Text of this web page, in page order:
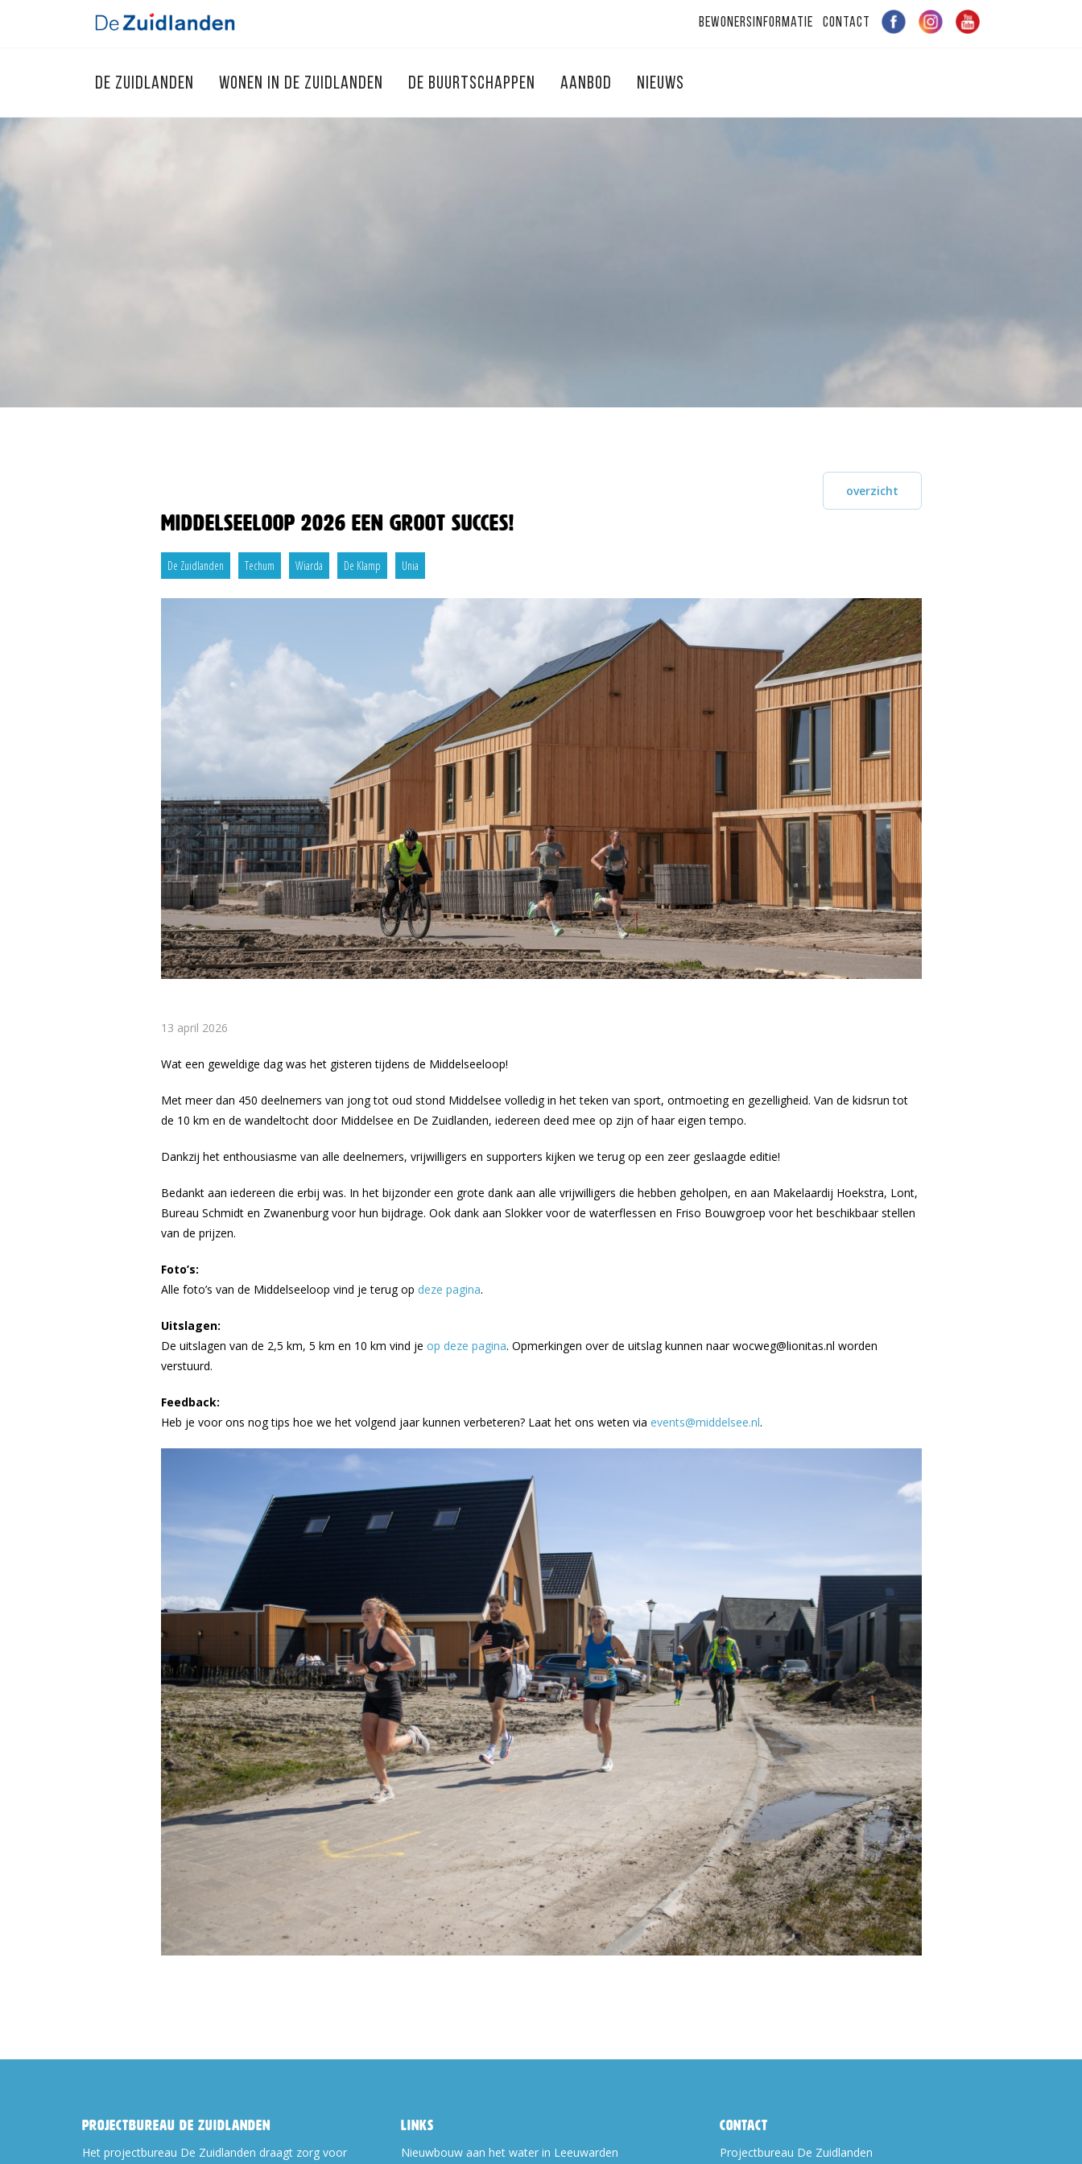
Bewonersinformatie Contact
DE ZUIDLANDEN WONEN IN DE ZUIDLANDEN DE BUURTSCHAPPEN AANBOD NIEUWS
overzicht
Middelseeloop 2026 een groot succes!
De Zuidlanden Techum Wiarda De Klamp Unia
13 april 2026
Wat een geweldige dag was het gisteren tijdens de Middelseeloop!
Met meer dan 450 deelnemers van jong tot oud stond Middelsee volledig in het teken van sport, ontmoeting en gezelligheid. Van de kidsrun tot
de 10 km en de wandeltocht door Middelsee en De Zuidlanden, iedereen deed mee op zijn of haar eigen tempo.
Dankzij het enthousiasme van alle deelnemers, vrijwilligers en supporters kijken we terug op een zeer geslaagde editie!
Bedankt aan iedereen die erbij was. In het bijzonder een grote dank aan alle vrijwilligers die hebben geholpen, en aan Makelaardij Hoekstra, Lont,
Bureau Schmidt en Zwanenburg voor hun bijdrage. Ook dank aan Slokker voor de waterflessen en Friso Bouwgroep voor het beschikbaar stellen
van de prijzen.
Foto’s:
Alle foto’s van de Middelseeloop vind je terug op deze pagina.
Uitslagen:
De uitslagen van de 2,5 km, 5 km en 10 km vind je op deze pagina. Opmerkingen over de uitslag kunnen naar wocweg@lionitas.nl worden
verstuurd.
Feedback:
Heb je voor ons nog tips hoe we het volgend jaar kunnen verbeteren? Laat het ons weten via events@middelsee.nl.
Projectbureau De Zuidlanden
Het projectbureau De Zuidlanden draagt zorg voor
Links
Nieuwbouw aan het water in Leeuwarden
Contact
Projectbureau De Zuidlanden